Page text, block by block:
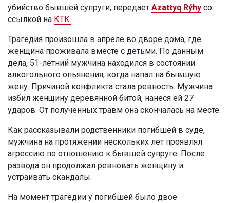
убийство бывшей супруги, передает Azattyq Rýhy со
ссылкой на КТК.
Трагедия произошла в апреле во дворе дома, где
женщина проживала вместе с детьми. По данным
дела, 51-летний мужчина находился в состоянии
алкогольного опьянения, когда напал на бывшую
жену. Причиной конфликта стала ревность. Мужчина
избил женщину деревянной битой, нанеся ей 27
ударов. От полученных травм она скончалась на месте.
Как рассказывали родственники погибшей в суде,
мужчина на протяжении нескольких лет проявлял
агрессию по отношению к бывшей супруге. После
развода он продолжал ревновать женщину и
устраивать скандалы.
На момент трагедии у погибшей было двое